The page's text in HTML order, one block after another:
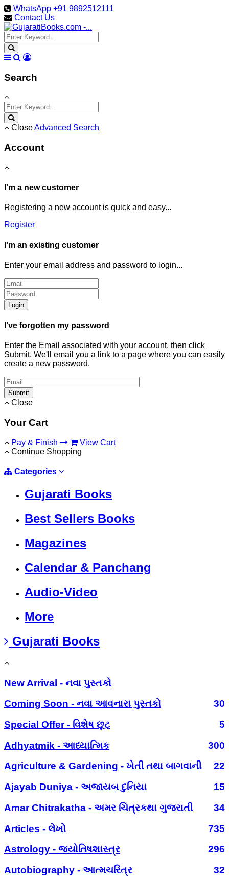
WhatsApp +91 9892512111
Contact Us
Search
CloseAdvanced Search
Account
I'm a new customer
Registering a new account is quick and easy...
Register
I'm an existing customer
Enter your email address and password to login...
Login
I've forgotten my password
Enter the Email associated with your account, then click
Submit. We'll email you a link to a page where you can easily
create a new password.
Submit
Close
Your Cart
Pay & Finish
View Cart
Continue Shopping
Categories
Gujarati Books
Best Sellers Books
Magazines
Calendar & Panchang
Audio-Video
More
Gujarati Books
New Arrival - નવા પુસ્તકો
Coming Soon - નવા આવનારા પુસ્તકો
30
Special Offer - વિશેષ છૂટ
5
Adhyatmik - આધ્યાત્મિક
300
Agriculture & Gardening - ખેતી તથા બાગવાની
22
Ajayab Duniya - અજાયબ દુનિયા
15
Amar Chitrakatha - અમર ચિત્રકથા ગુજરાતી
34
Articles - લેખો
735
Astrology - જ્યોતિષશાસ્ત્ર
296
Autobiography - આત્મચરિત્ર
32